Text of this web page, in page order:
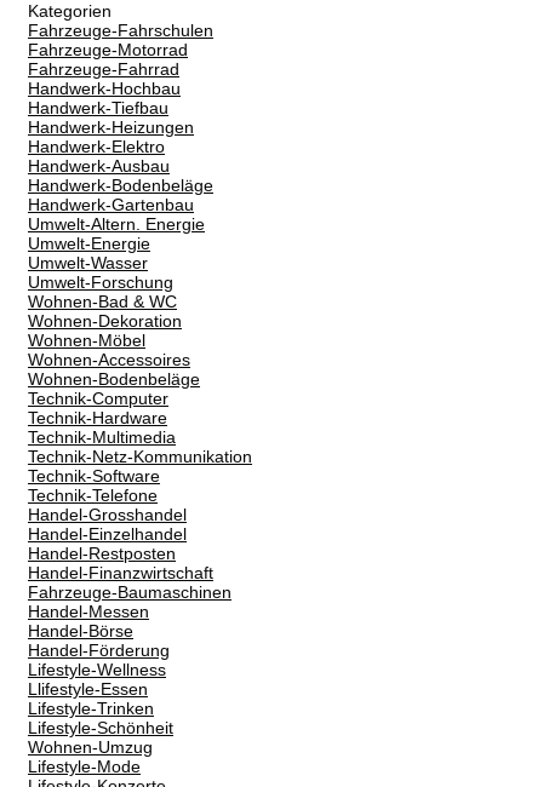
Kategorien
Fahrzeuge-Fahrschulen
Fahrzeuge-Motorrad
Fahrzeuge-Fahrrad
Handwerk-Hochbau
Handwerk-Tiefbau
Handwerk-Heizungen
Handwerk-Elektro
Handwerk-Ausbau
Handwerk-Bodenbeläge
Handwerk-Gartenbau
Umwelt-Altern. Energie
Umwelt-Energie
Umwelt-Wasser
Umwelt-Forschung
Wohnen-Bad & WC
Wohnen-Dekoration
Wohnen-Möbel
Wohnen-Accessoires
Wohnen-Bodenbeläge
Technik-Computer
Technik-Hardware
Technik-Multimedia
Technik-Netz-Kommunikation
Technik-Software
Technik-Telefone
Handel-Grosshandel
Handel-Einzelhandel
Handel-Restposten
Handel-Finanzwirtschaft
Fahrzeuge-Baumaschinen
Handel-Messen
Handel-Börse
Handel-Förderung
Lifestyle-Wellness
Llifestyle-Essen
Lifestyle-Trinken
Lifestyle-Schönheit
Wohnen-Umzug
Lifestyle-Mode